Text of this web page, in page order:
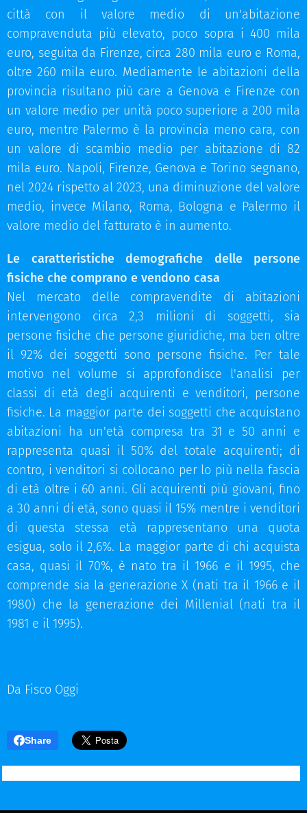
città con il valore medio di un'abitazione
compravenduta più elevato, poco sopra i 400 mila
euro, seguita da Firenze, circa 280 mila euro e Roma,
oltre 260 mila euro. Mediamente le abitazioni della
provincia risultano più care a Genova e Firenze con
un valore medio per unità poco superiore a 200 mila
euro, mentre Palermo è la provincia meno cara, con
un valore di scambio medio per abitazione di 82
mila euro. Napoli, Firenze, Genova e Torino segnano,
nel 2024 rispetto al 2023, una diminuzione del valore
medio, invece Milano, Roma, Bologna e Palermo il
valore medio del fatturato è in aumento.
Le caratteristiche demografiche delle persone
fisiche che comprano e vendono casa
Nel mercato delle compravendite di abitazioni
intervengono circa 2,3 milioni di soggetti, sia
persone fisiche che persone giuridiche, ma ben oltre
il 92% dei soggetti sono persone fisiche. Per tale
motivo nel volume si approfondisce l'analisi per
classi di età degli acquirenti e venditori, persone
fisiche. La maggior parte dei soggetti che acquistano
abitazioni ha un'età compresa tra 31 e 50 anni e
rappresenta quasi il 50% del totale acquirenti; di
contro, i venditori si collocano per lo più nella fascia
di età oltre i 60 anni. Gli acquirenti più giovani, fino
a 30 anni di età, sono quasi il 15% mentre i venditori
di questa stessa età rappresentano una quota
esigua, solo il 2,6%. La maggior parte di chi acquista
casa, quasi il 70%, è nato tra il 1966 e il 1995, che
comprende sia la generazione X (nati tra il 1966 e il
1980) che la generazione dei Millenial (nati tra il
1981 e il 1995).
Da Fisco Oggi
Share